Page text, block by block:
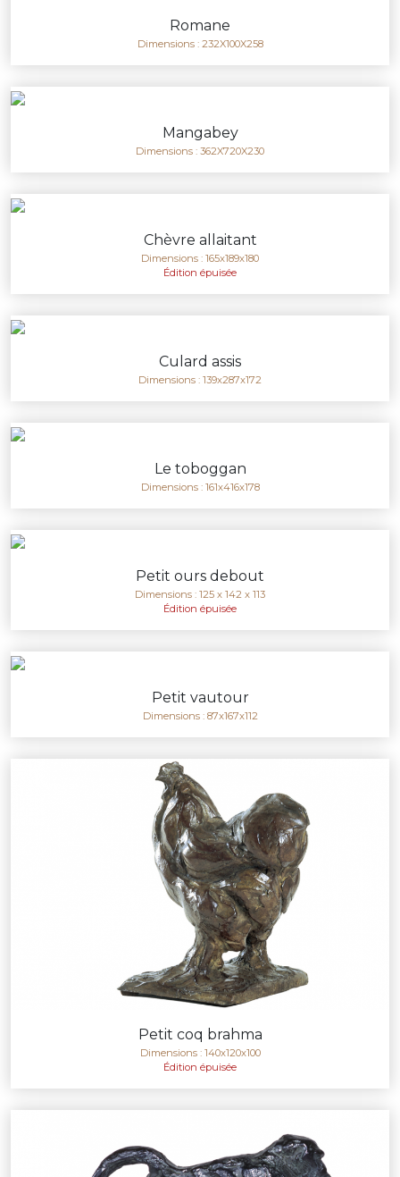
Romane
Dimensions : 232X100X258
Mangabey
Dimensions : 362X720X230
Chèvre allaitant
Dimensions : 165x189x180
Édition épuisée
Culard assis
Dimensions : 139x287x172
Le toboggan
Dimensions : 161x416x178
Petit ours debout
Dimensions : 125 x 142 x 113
Édition épuisée
Petit vautour
Dimensions : 87x167x112
Petit coq brahma
Dimensions : 140x120x100
Édition épuisée